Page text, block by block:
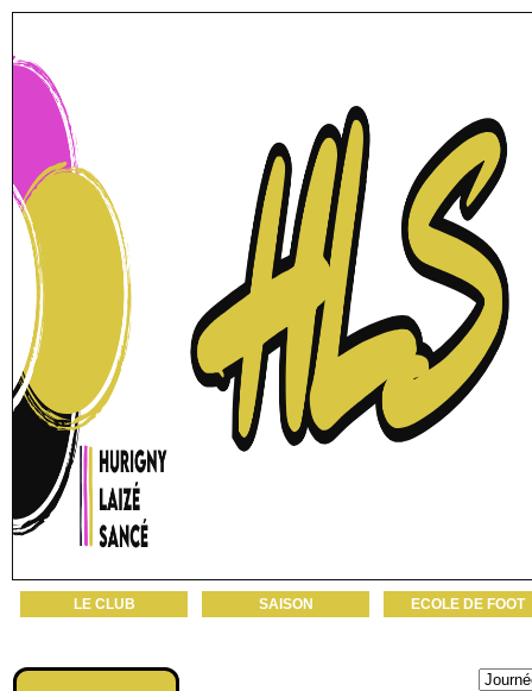
LE CLUB SAISON ECOLE DE FOOT